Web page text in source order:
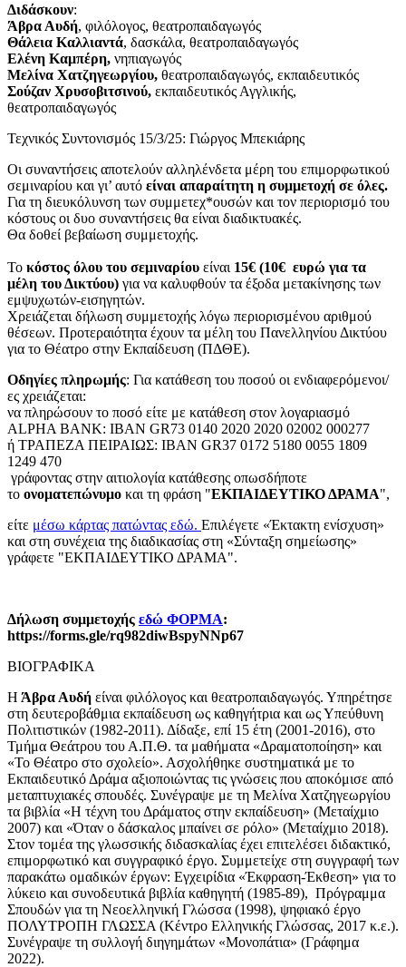
Διδάσκουν:
Άβρα Αυδή, φιλόλογος, θεατροπαιδαγωγός
Θάλεια Καλλιαντά, δασκάλα, θεατροπαιδαγωγός
Ελένη Καμπέρη, νηπιαγωγός
Μελίνα Χατζηγεωργίου, θεατροπαιδαγωγός, εκπαιδευτικός
Σούζαν Χρυσοβιτσινού, εκπαιδευτικός Αγγλικής,
θεατροπαιδαγωγός
Τεχνικός Συντονισμός 15/3/25: Γιώργος Μπεκιάρης
Οι συναντήσεις αποτελούν αλληλένδετα μέρη του επιμορφωτικού
σεμιναρίου και γι’ αυτό είναι απαραίτητη η συμμετοχή σε όλες.
Για τη διευκόλυνση των συμμετεχ*ουσών και τον περιορισμό του
κόστους οι δυο συναντήσεις θα είναι διαδικτυακές.
Θα δοθεί βεβαίωση συμμετοχής.
Το κόστος όλου του σεμιναρίου είναι 15€ (10€ ευρώ για τα
μέλη του Δικτύου) για να καλυφθούν τα έξοδα μετακίνησης των
εμψυχωτών-εισηγητών.
Χρειάζεται δήλωση συμμετοχής λόγω περιορισμένου αριθμού
θέσεων. Προτεραιότητα έχουν τα μέλη του Πανελληνίου Δικτύου
για το Θέατρο στην Εκπαίδευση (ΠΔΘΕ).
Οδηγίες πληρωμής: Για κατάθεση του ποσού οι ενδιαφερόμενοι/
ες χρειάζεται:
να πληρώσουν το ποσό είτε με κατάθεση στον λογαριασμό
ALPHA ΒΑΝΚ: IBAN GR73 0140 2020 2020 02002 000277
ή ΤΡΑΠΕΖΑ ΠΕΙΡΑΙΩΣ: IBAN GR37 0172 5180 0055 1809
1249 470
γράφοντας στην αιτιολογία κατάθεσης οπωσδήποτε
το ονοματεπώνυμο και τη φράση "ΕΚΠΑΙΔΕΥΤΙΚΟ ΔΡΑΜΑ",
είτε μέσω κάρτας πατώντας εδώ. Επιλέγετε «Έκτακτη ενίσχυση»
και στη συνέχεια της διαδικασίας στη «Σύνταξη σημείωσης»
γράφετε "ΕΚΠΑΙΔΕΥΤΙΚΟ ΔΡΑΜΑ".
Δήλωση συμμετοχής εδώ ΦΟΡΜΑ:
https://forms.gle/rq982diwBspyNNp67
ΒΙΟΓΡΑΦΙΚΑ
Η Άβρα Αυδή είναι φιλόλογος και θεατροπαιδαγωγός. Υπηρέτησε
στη δευτεροβάθμια εκπαίδευση ως καθηγήτρια και ως Υπεύθυνη
Πολιτιστικών (1982-2011). Δίδαξε, επί 15 έτη (2001-2016), στο
Τμήμα Θεάτρου του Α.Π.Θ. τα μαθήματα «Δραματοποίηση» και
«Το Θέατρο στο σχολείο». Ασχολήθηκε συστηματικά με το
Εκπαιδευτικό Δράμα αξιοποιώντας τις γνώσεις που αποκόμισε από
μεταπτυχιακές σπουδές. Συνέγραψε με τη Μελίνα Χατζηγεωργίου
τα βιβλία «Η τέχνη του Δράματος στην εκπαίδευση» (Μεταίχμιο
2007) και «Όταν ο δάσκαλος μπαίνει σε ρόλο» (Μεταίχμιο 2018).
Στον τομέα της γλωσσικής διδασκαλίας έχει επιτελέσει διδακτικό,
επιμορφωτικό και συγγραφικό έργο. Συμμετείχε στη συγγραφή των
παρακάτω ομαδικών έργων: Εγχειρίδια «Έκφραση-Έκθεση» για το
λύκειο και συνοδευτικά βιβλία καθηγητή (1985-89), Πρόγραμμα
Σπουδών για τη Νεοελληνική Γλώσσα (1998), ψηφιακό έργο
ΠΟΛΥΤΡΟΠΗ ΓΛΩΣΣΑ (Κέντρο Ελληνικής Γλώσσας, 2017 κ.ε.).
Συνέγραψε τη συλλογή διηγημάτων «Μονοπάτια» (Γράφημα
2022).